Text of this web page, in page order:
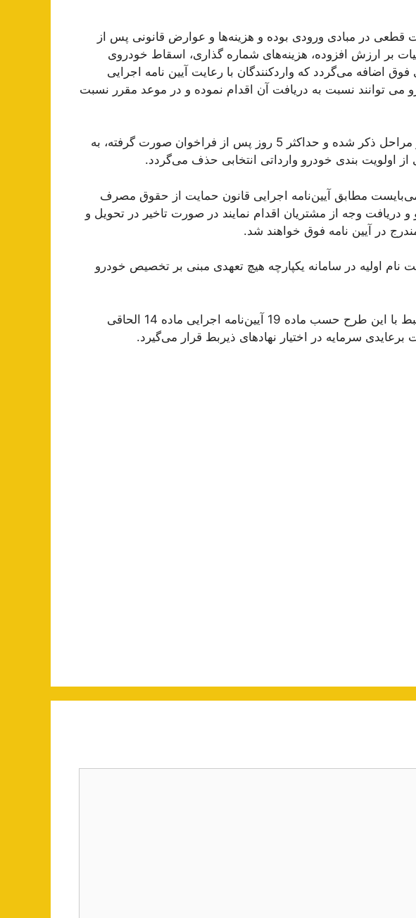
قطعی در مبادی ورودی بوده و هزینه‌ها و عوارض قانونی پس از
بر ارزش افزوده، هزینه‌های شماره گذاری، اسقاط خودروی
اضافه می‌گردد که واردکنندگان با رعایت آیین نامه اجرایی
می توانند نسبت به دریافت آن اقدام نموده و در موعد مقرر نسبت
تبصره 2- عدم واریز وجه در هر یک از مراحل ذکر شده و حداکثر 5 روز پس از فراخوان صورت گرفته، به
اولویت بندی خودرو وارداتی انتخابی حذف می‌گردد.
می‌بایست مطابق آیین‌نامه اجرایی قانون حمایت از حقوق مصرف
دریافت وجه از مشتریان اقدام نمایند در صورت تاخیر در تحویل و
در آیین نامه فوق خواهند شد.
ثبت نام اولیه در سامانه یکپارچه هیچ تعهدی مبنی بر تخصیص خودرو
تبصره 5- اطلاعات کلیه متقاضیان مرتبط با این طرح حسب ماده 19 آیین‌نامه اجرایی ماده 14 الحاقی
برعایدی سرمایه در اختیار نهادهای ذیربط قرار می‌گیرد.